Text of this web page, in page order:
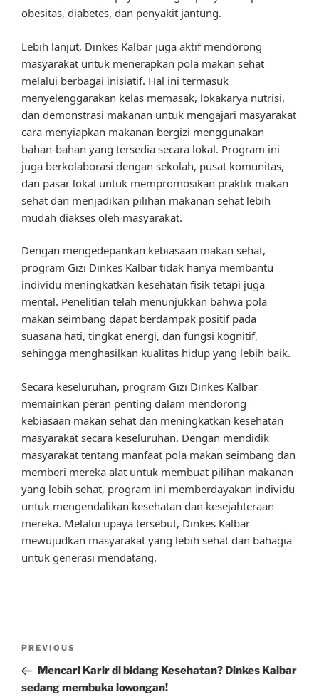
obesitas, diabetes, dan penyakit jantung.
Lebih lanjut, Dinkes Kalbar juga aktif mendorong
masyarakat untuk menerapkan pola makan sehat
melalui berbagai inisiatif. Hal ini termasuk
menyelenggarakan kelas memasak, lokakarya nutrisi,
dan demonstrasi makanan untuk mengajari masyarakat
cara menyiapkan makanan bergizi menggunakan
bahan-bahan yang tersedia secara lokal. Program ini
juga berkolaborasi dengan sekolah, pusat komunitas,
dan pasar lokal untuk mempromosikan praktik makan
sehat dan menjadikan pilihan makanan sehat lebih
mudah diakses oleh masyarakat.
Dengan mengedepankan kebiasaan makan sehat,
program Gizi Dinkes Kalbar tidak hanya membantu
individu meningkatkan kesehatan fisik tetapi juga
mental. Penelitian telah menunjukkan bahwa pola
makan seimbang dapat berdampak positif pada
suasana hati, tingkat energi, dan fungsi kognitif,
sehingga menghasilkan kualitas hidup yang lebih baik.
Secara keseluruhan, program Gizi Dinkes Kalbar
memainkan peran penting dalam mendorong
kebiasaan makan sehat dan meningkatkan kesehatan
masyarakat secara keseluruhan. Dengan mendidik
masyarakat tentang manfaat pola makan seimbang dan
memberi mereka alat untuk membuat pilihan makanan
yang lebih sehat, program ini memberdayakan individu
untuk mengendalikan kesehatan dan kesejahteraan
mereka. Melalui upaya tersebut, Dinkes Kalbar
mewujudkan masyarakat yang lebih sehat dan bahagia
untuk generasi mendatang.
Previous
Post
PREVIOUS
Mencari Karir di bidang Kesehatan? Dinkes Kalbar
sedang membuka lowongan!